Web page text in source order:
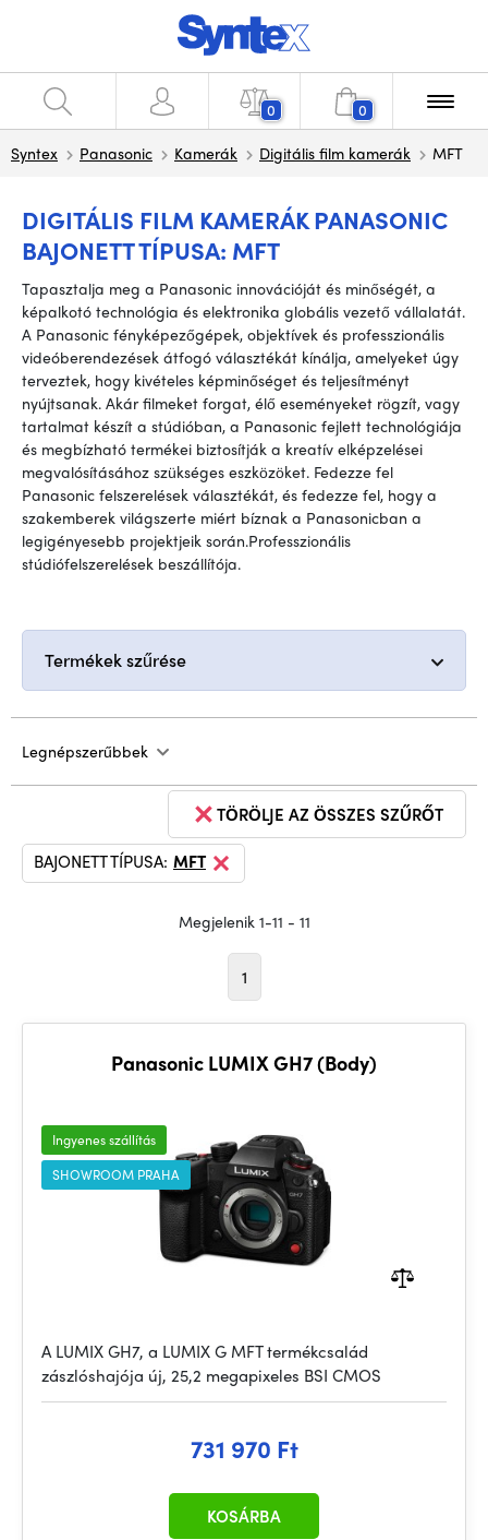
0 0
Syntex Panasonic Kamerák Digitális film kamerák MFT
DIGITÁLIS FILM KAMERÁK PANASONIC
BAJONETT TÍPUSA: MFT
Tapasztalja meg a Panasonic innovációját és minőségét, a
képalkotó technológia és elektronika globális vezető vállalatát.
A Panasonic fényképezőgépek, objektívek és professzionális
videóberendezések átfogó választékát kínálja, amelyeket úgy
terveztek, hogy kivételes képminőséget és teljesítményt
nyújtsanak. Akár filmeket forgat, élő eseményeket rögzít, vagy
tartalmat készít a stúdióban, a Panasonic fejlett technológiája
és megbízható termékei biztosítják a kreatív elképzelései
megvalósításához szükséges eszközöket. Fedezze fel
Panasonic felszerelések választékát, és fedezze fel, hogy a
szakemberek világszerte miért bíznak a Panasonicban a
legigényesebb projektjeik során.Professzionális
stúdiófelszerelések beszállítója.
Termékek szűrése
Legnépszerűbbek
TÖRÖLJE AZ ÖSSZES SZŰRŐT
BAJONETT TÍPUSA: MFT
Megjelenik 1-11 - 11
1
Panasonic LUMIX GH7 (Body)
Ingyenes szállítás
SHOWROOM PRAHA
A LUMIX GH7, a LUMIX G MFT termékcsalád
zászlóshajója új, 25,2 megapixeles BSI CMOS
731 970 Ft
KOSÁRBA